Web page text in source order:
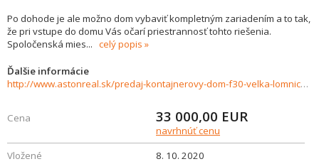
Po dohode je ale možno dom vybaviť kompletným zariadením a to tak,
že pri vstupe do domu Vás očarí priestrannosť tohto riešenia.
Spoločenská mies... celý popis
Ďalšie informácie
http://www.astonreal.sk/predaj-kontajnerovy-dom-f30-velka-lomnica-579092
Cena 33 000,00 EUR
navrhnúť cenu
Vložené
8. 10. 2020